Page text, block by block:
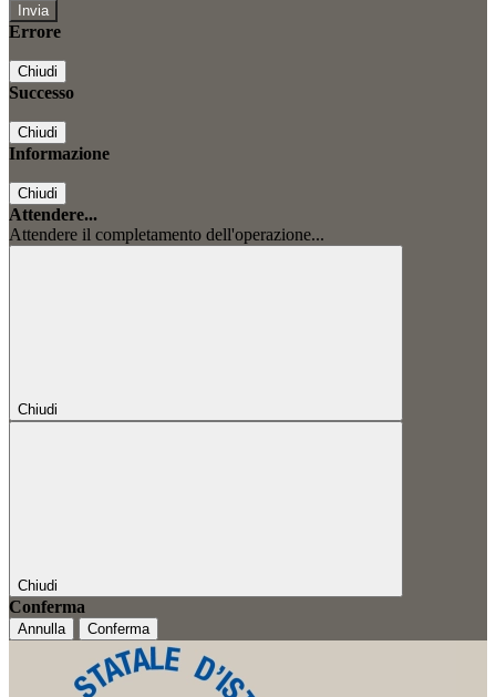
Errore
Chiudi
Successo
Chiudi
Informazione
Chiudi
Attendere...
Attendere il completamento dell'operazione...
Chiudi
Chiudi
Conferma
Annulla Conferma